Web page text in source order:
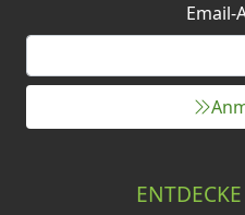
Email-